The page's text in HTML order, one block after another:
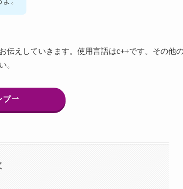
伝えしていきます。使用言語はc++です。その他
。
プ